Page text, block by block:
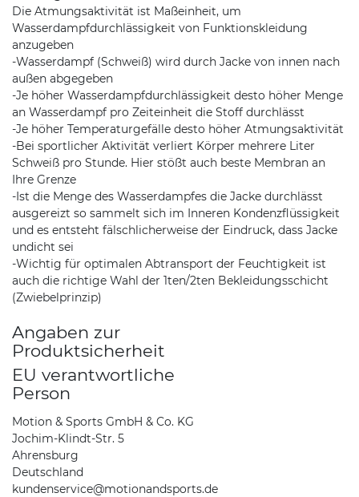
Die Atmungsaktivität ist Maßeinheit, um
Wasserdampfdurchlässigkeit von Funktionskleidung
anzugeben
-Wasserdampf (Schweiß) wird durch Jacke von innen nach
außen abgegeben
-Je höher Wasserdampfdurchlässigkeit desto höher Menge
an Wasserdampf pro Zeiteinheit die Stoff durchlässt
-Je höher Temperaturgefälle desto höher Atmungsaktivität
-Bei sportlicher Aktivität verliert Körper mehrere Liter
Schweiß pro Stunde. Hier stößt auch beste Membran an
Ihre Grenze
-Ist die Menge des Wasserdampfes die Jacke durchlässt
ausgereizt so sammelt sich im Inneren Kondenzflüssigkeit
und es entsteht fälschlicherweise der Eindruck, dass Jacke
undicht sei
-Wichtig für optimalen Abtransport der Feuchtigkeit ist
auch die richtige Wahl der 1ten/2ten Bekleidungsschicht
(Zwiebelprinzip)
Angaben zur
Produktsicherheit
EU verantwortliche
Person
Motion & Sports GmbH & Co. KG
Jochim-Klindt-Str. 5
Ahrensburg
Deutschland
kundenservice@motionandsports.de